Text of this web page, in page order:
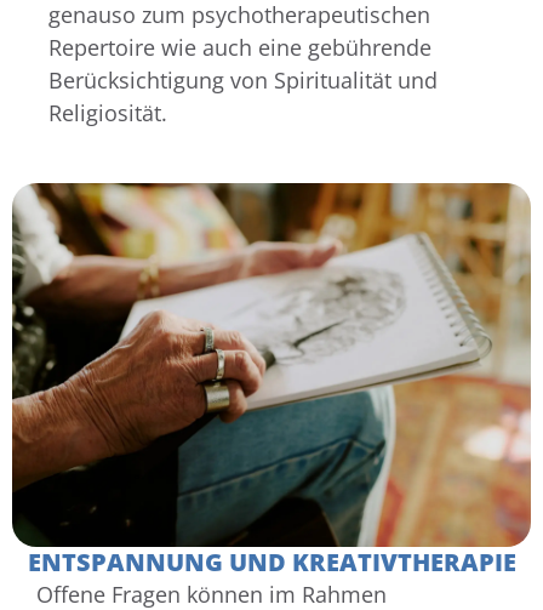
genauso zum psychotherapeutischen
Repertoire wie auch eine gebührende
Berücksichtigung von Spiritualität und
Religiosität.
ENTSPANNUNG UND KREATIVTHERAPIE
Offene Fragen können im Rahmen